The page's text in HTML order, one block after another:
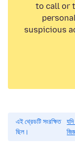
to call or
suspicious
এই থ্রেডটি সংরক্ষিত
ছিল।